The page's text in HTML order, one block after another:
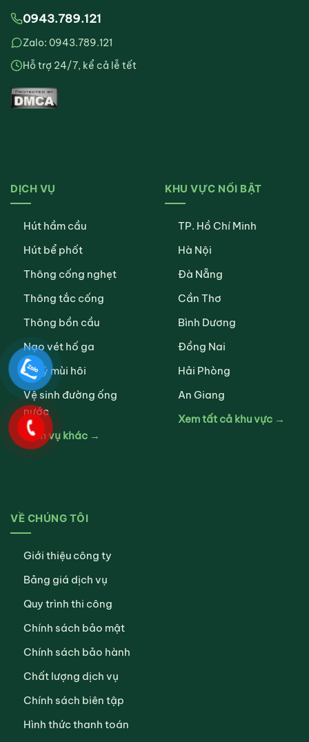
0943.789.121
Zalo: 0943.789.121
Hỗ trợ 24/7, kể cả lễ tết
DỊCH VỤ
Hút hầm cầu
Hút bể phốt
Thông cống nghẹt
Thông tắc cống
Thông bồn cầu
Nạo vét hố ga
Xử lý mùi hôi
Vệ sinh đường ống
nước
Dịch vụ khác →
KHU VỰC NỔI BẬT
TP. Hồ Chí Minh
Hà Nội
Đà Nẵng
Cần Thơ
Bình Dương
Đồng Nai
Hải Phòng
An Giang
Xem tất cả khu vực →
VỀ CHÚNG TÔI
Giới thiệu công ty
Bảng giá dịch vụ
Quy trình thi công
Chính sách bảo mật
Chính sách bảo hành
Chất lượng dịch vụ
Chính sách biên tập
Hình thức thanh toán